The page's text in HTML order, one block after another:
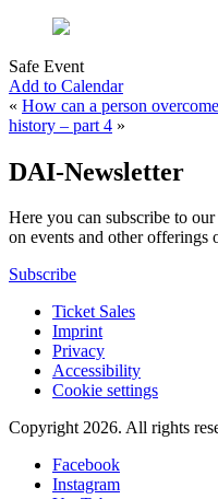
Safe Event
Add to Calendar
« How can a person
history – part 4 »
DAI-Newsletter
Here you can subscribe to
on events and other
Subscribe
Ticket Sales
Imprint
Privacy
Accessibility
Cookie settings
Copyright 2026. All rights
Facebook
Instagram